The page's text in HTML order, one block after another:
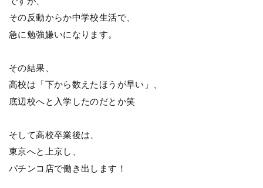
その反動からか中学校生活で、
急に勉強嫌いになります。
その結果、
高校は「下から数えたほうが早い」、
底辺校へと入学したのだとか笑
そして高校卒業後は、
東京へと上京し、
パチンコ店で働き出します！